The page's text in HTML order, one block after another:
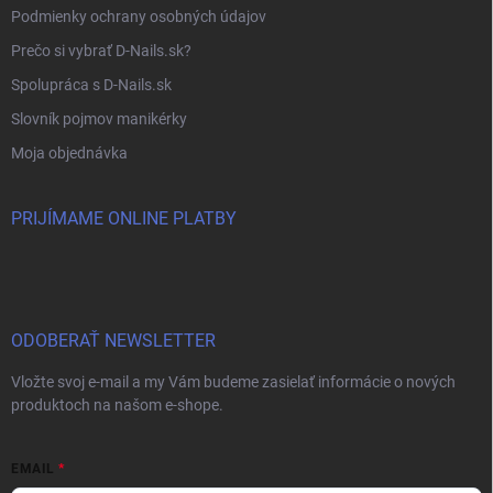
Podmienky ochrany osobných údajov
Prečo si vybrať D-Nails.sk?
Spolupráca s D-Nails.sk
Slovník pojmov manikérky
Moja objednávka
PRIJÍMAME ONLINE PLATBY
ODOBERAŤ NEWSLETTER
Vložte svoj e-mail a my Vám budeme zasielať informácie o nových
produktoch na našom e-shope.
EMAIL